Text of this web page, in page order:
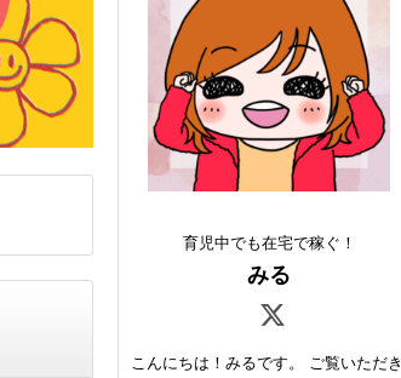
育児中でも在宅で稼ぐ！
みる
こんにちは！みるです。 ご覧いただき